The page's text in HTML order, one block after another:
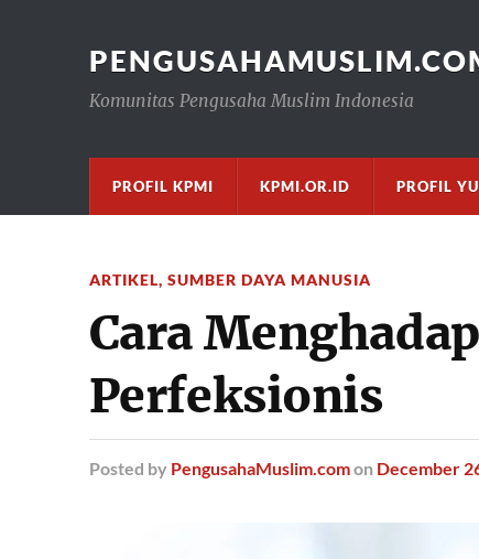
Komunitas Pengusaha Muslim Indonesia
PROFIL KPMI KPMI.OR.ID PROFIL
ARTIKEL, SUMBER DAYA MANUSIA
Cara
Perfeksionis
Posted by PengusahaMuslim.comon December